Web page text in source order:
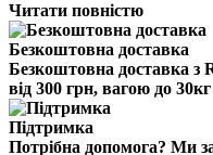
Читати повністю
Безкоштовна доставка
Безкоштовна доставка з
від 300 грн, вагою до
Підтримка
Потрібна допомога? Ми